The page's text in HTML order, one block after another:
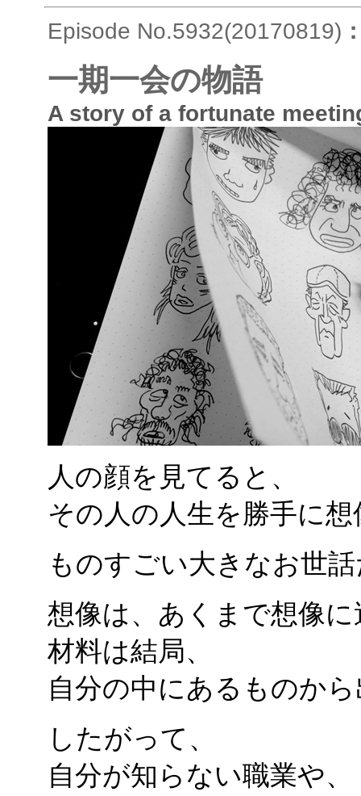
Episode No.5932(20170819)
一期一会の物語
A story of a fortunate
人の顔を見てると、
その人の人生を勝手に
ものすごい大きなお世
想像は、あくまで想像
材料は結局、
自分の中にあるものか
したがって、
自分が知らない職業や、